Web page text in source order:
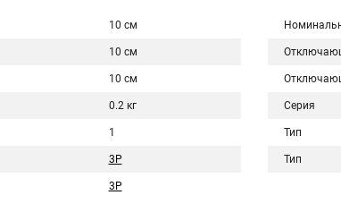
10 см
10 см
10 см
0.2 кг
1
3P
3Р
Серия
Тип
Тип